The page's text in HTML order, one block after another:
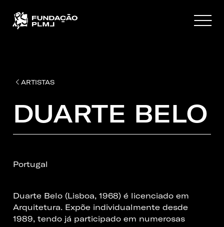
ARTISTAS
DUARTE BELO
Portugal
Duarte Belo (Lisboa, 1968) é licenciado em
Arquitetura. Expõe individualmente desde
1989, tendo já participado em numerosas